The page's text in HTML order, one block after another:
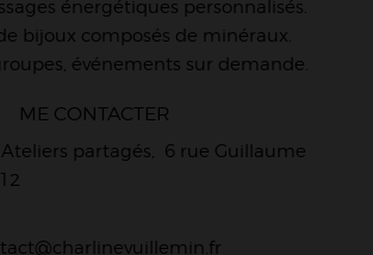
énergétiques personnalisés.
bijoux composés de minéraux.
événements sur demande.
ME CONTACTER
Ateliers partagés, 6 rue Guillaume